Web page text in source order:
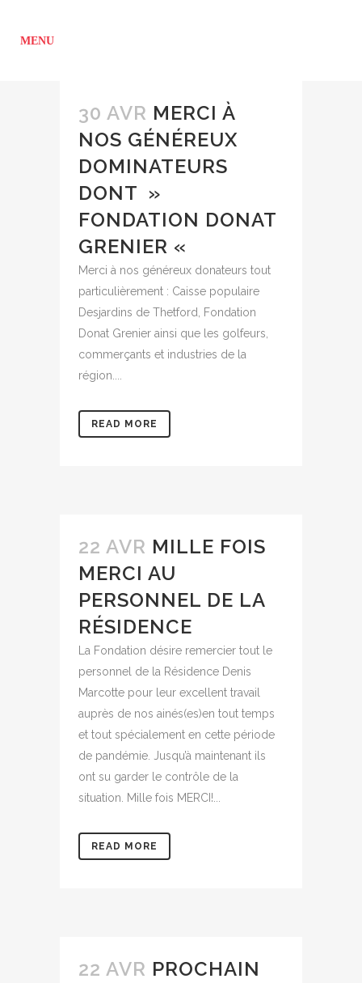
30 AVR MERCI À
NOS GÉNÉREUX
DOMINATEURS
DONT »
FONDATION DONAT
GRENIER «
Merci à nos généreux donateurs tout
particulièrement : Caisse populaire
Desjardins de Thetford, Fondation
Donat Grenier ainsi que les golfeurs,
commerçants et industries de la
région....
READ MORE
22 AVR MILLE FOIS
MERCI AU
PERSONNEL DE LA
RÉSIDENCE
La Fondation désire remercier tout le
personnel de la Résidence Denis
Marcotte pour leur excellent travail
auprès de nos ainés(es)en tout temps
et tout spécialement en cette période
de pandémie. Jusqu’à maintenant ils
ont su garder le contrôle de la
situation. Mille fois MERCI!...
READ MORE
22 AVR PROCHAIN